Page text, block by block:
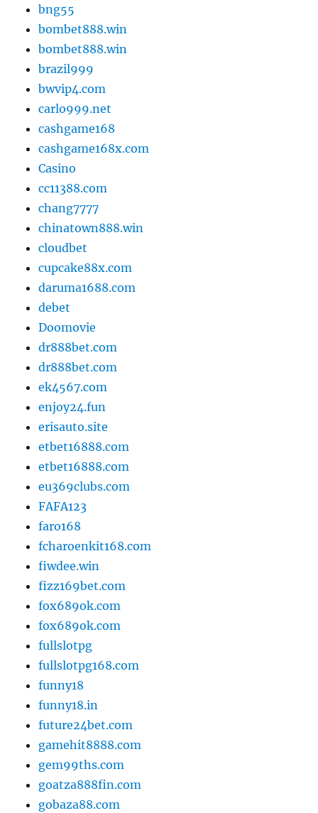
bng55
bombet888.win
bombet888.win
brazil999
bwvip4.com
carlo999.net
cashgame168
cashgame168x.com
Casino
cc11388.com
chang7777
chinatown888.win
cloudbet
cupcake88x.com
daruma1688.com
debet
Doomovie
dr888bet.com
dr888bet.com
ek4567.com
enjoy24.fun
erisauto.site
etbet16888.com
etbet16888.com
eu369clubs.com
FAFA123
faro168
fcharoenkit168.com
fiwdee.win
fizz169bet.com
fox689ok.com
fox689ok.com
fullslotpg
fullslotpg168.com
funny18
funny18.in
future24bet.com
gamehit8888.com
gem99ths.com
goatza888fin.com
gobaza88.com